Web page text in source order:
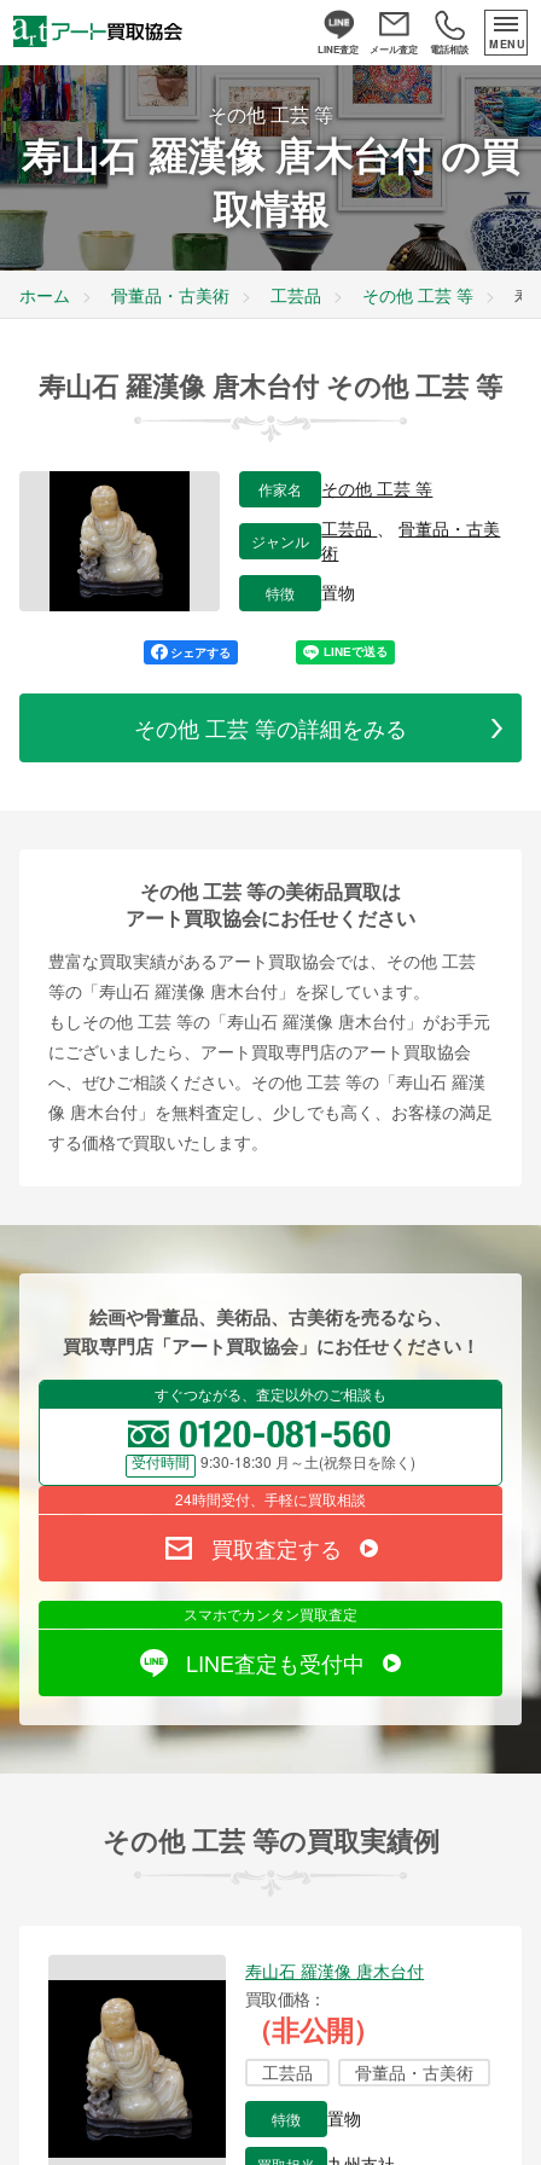
LINE査定 メール査定 電話相談 MENU
その他 工芸 等
寿山石 羅漢像 唐木台付 の買
取情報
ホーム 骨董品・古美術 工芸品 その他 工芸 等 寿
寿山石 羅漢像 唐木台付 その他 工芸 等
作家名 その他 工芸 等
ジャンル
工芸品 、骨董品・古美
術
特徴 置物
シェアする
その他 工芸 等の詳細をみる
その他 工芸 等の美術品買取は
アート買取協会にお任せください
豊富な買取実績があるアート買取協会では、その他 工芸
等の「寿山石 羅漢像 唐木台付」を探しています。
もしその他 工芸 等の「寿山石 羅漢像 唐木台付」がお手元
にございましたら、アート買取専門店のアート買取協会
へ、ぜひご相談ください。その他 工芸 等の「寿山石 羅漢
像 唐木台付」を無料査定し、少しでも高く、お客様の満足
する価格で買取いたします。
絵画や骨董品、美術品、古美術を売るなら、
買取専門店「アート買取協会」にお任せください！
すぐつながる、査定以外のご相談も
受付時間
9:30-18:30 月～土(祝祭日を除く)
24時間受付、手軽に買取相談
買取査定する
スマホでカンタン買取査定
LINE査定も受付中
その他 工芸 等の買取実績例
寿山石 羅漢像 唐木台付
買取価格
（非公開）
工芸品 骨董品・古美術
特徴 置物